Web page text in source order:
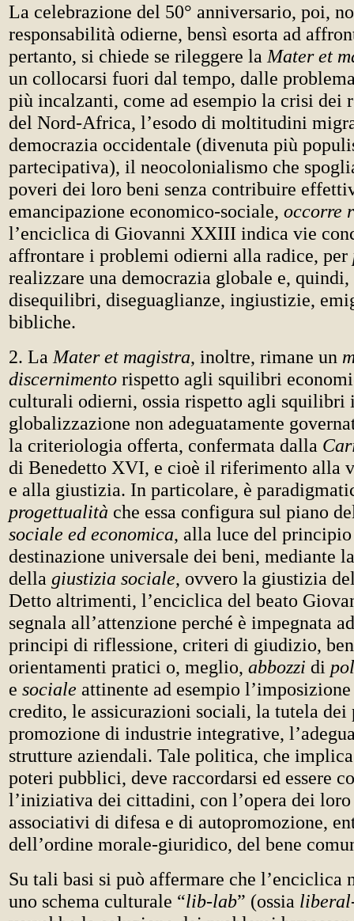
La celebrazione del 50° anniversario, poi,
responsabilità odierne, bensì esorta ad
pertanto, si chiede se rileggere la Mater et
un collocarsi fuori dal tempo, dalle
più incalzanti, come ad esempio la crisi dei
del Nord-Africa, l’esodo di moltitudini
democrazia occidentale (divenuta più
partecipativa), il neocolonialismo che
poveri dei loro beni senza contribuire
emancipazione economico-sociale, occorre
l’enciclica di Giovanni XXIII indica vie
affrontare i problemi odierni alla radice, per
realizzare una democrazia globale e, quindi,
disequilibri, diseguaglianze, ingiustizie,
bibliche.
2. La Mater et magistra, inoltre, rimane un
discernimento rispetto agli squilibri
culturali odierni, ossia rispetto agli squilibri
globalizzazione non adeguatamente
la criteriologia offerta, confermata dalla
di Benedetto XVI, e cioè il riferimento alla
e alla giustizia. In particolare, è
progettualità che essa configura sul piano
sociale ed economica, alla luce del
destinazione universale dei beni, mediante
della giustizia sociale, ovvero la giustizia
Detto altrimenti, l’enciclica del beato
segnala all’attenzione perché è impegnata
principi di riflessione, criteri di giudizio,
orientamenti pratici o, meglio, abbozzi di
e sociale attinente ad esempio
credito, le assicurazioni sociali, la tutela dei
promozione di industrie integrative,
strutture aziendali. Tale politica, che
poteri pubblici, deve raccordarsi ed essere
l’iniziativa dei cittadini, con l’opera dei
associativi di difesa e di autopromozione,
dell’ordine morale-giuridico, del bene
Su tali basi si può affermare che l’enciclica
uno schema culturale “lib-lab” (ossia liberal